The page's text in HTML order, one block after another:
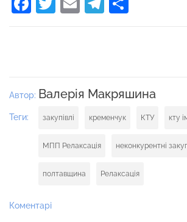
Автор: Валерія Макряшина
Теги: закупівлі кременчук КТУ кту
МПП Релаксація неконкурентні
полтавщина Релаксація
Коментарі